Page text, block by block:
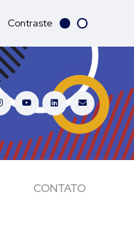
Contraste
CONTATO